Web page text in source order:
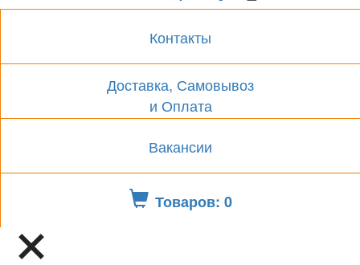
Контакты
Доставка, Самовывоз
и Оплата
Вакансии
Товаров: 0